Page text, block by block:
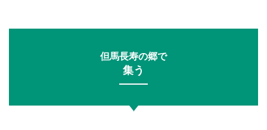
但馬長寿の郷で
集う